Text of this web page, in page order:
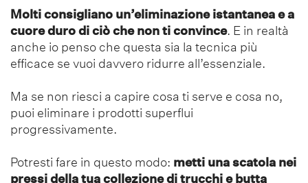
Molti consigliano un’eliminazione istantanea e a
cuore duro di ciò che non ti convince. E in realtà
anche io penso che questa sia la tecnica più
efficace se vuoi davvero ridurre all’essenziale.
Ma se non riesci a capire cosa ti serve e cosa no,
puoi eliminare i prodotti superflui
progressivamente.
Potresti fare in questo modo: metti una scatola nei
pressi della tua collezione di trucchi e butta